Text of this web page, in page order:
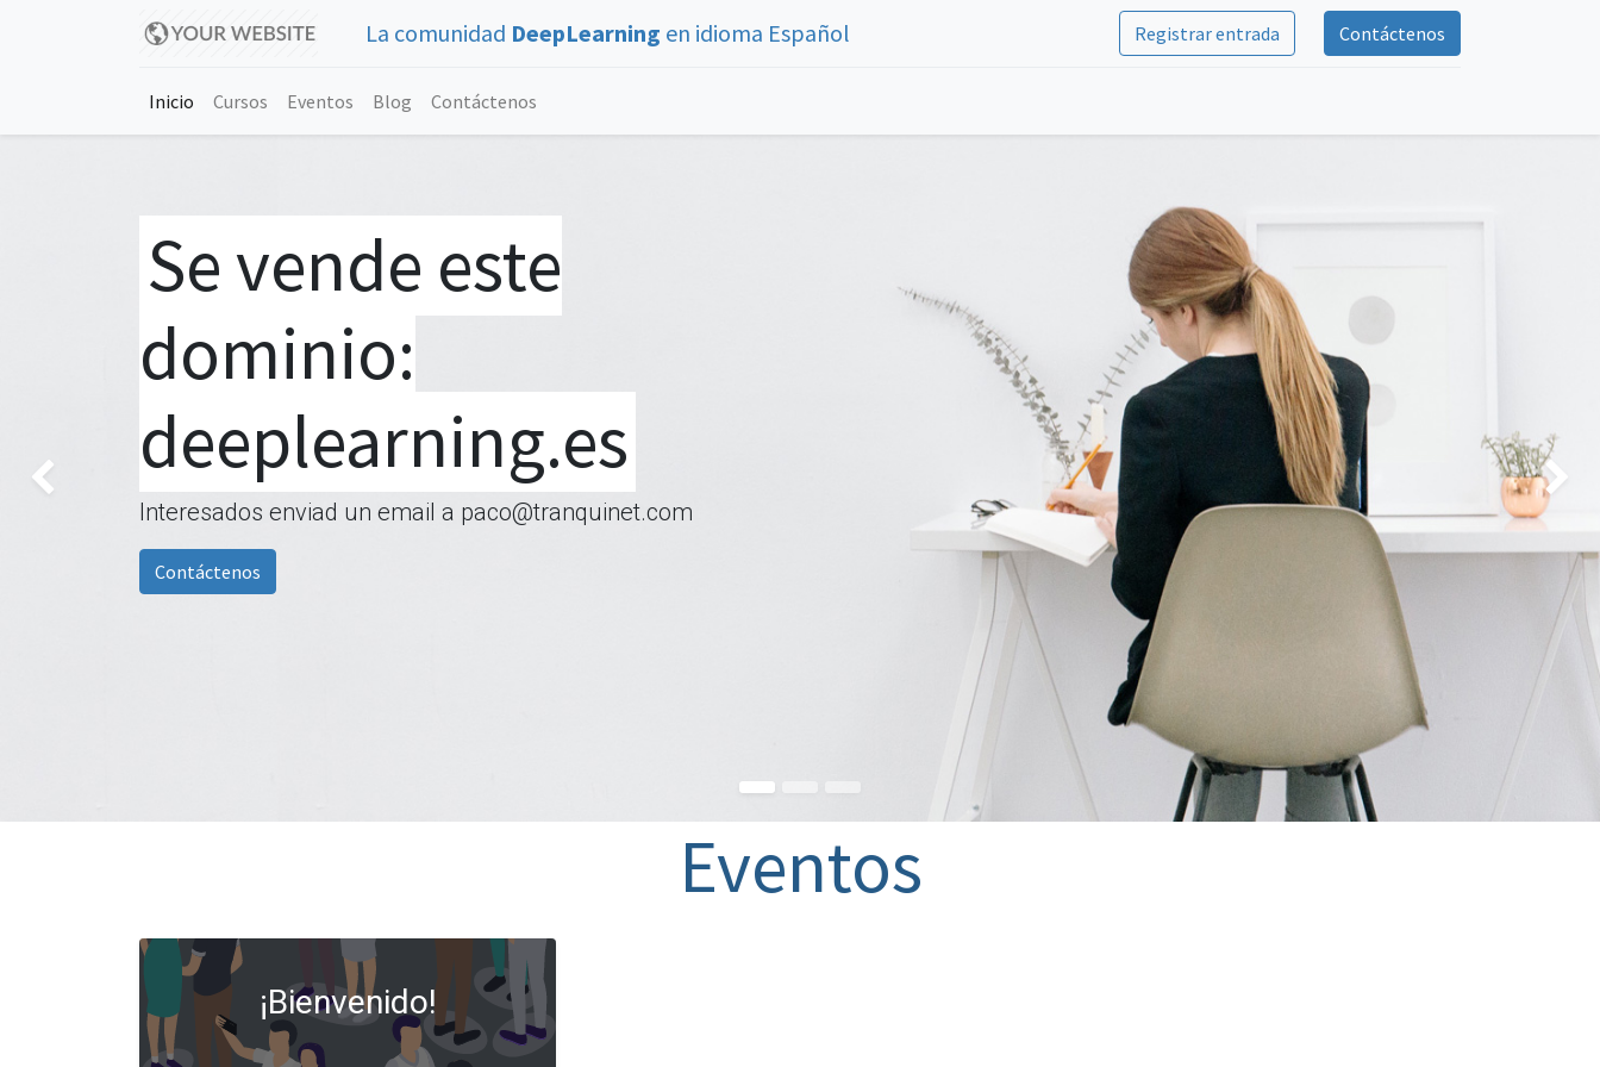
La comunidad DeepLearning en idioma Español Registrar entrada Contáctenos
Inicio Cursos Eventos Blog Contáctenos
Se vende este
dominio:
deeplearning.es
Interesados enviad un email a paco@tranquinet.com
Contáctenos
Anterior
Eventos
¡Bienvenido!